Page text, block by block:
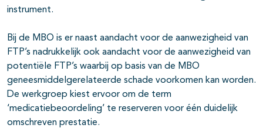
instrument.
Bij de MBO is er naast aandacht voor de aanwezigheid van
FTP’s nadrukkelijk ook aandacht voor de aanwezigheid van
potentiële FTP’s waarbij op basis van de MBO
geneesmiddelgerelateerde schade voorkomen kan worden.
De werkgroep kiest ervoor om de term
‘medicatiebeoordeling’ te reserveren voor één duidelijk
omschreven prestatie.